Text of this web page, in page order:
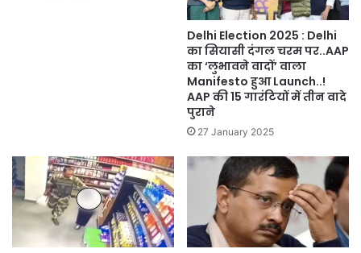
Delhi Election 2025 : Delhi
का सियासी दंगल चरम पर..AAP
का ‘लुभावने वादों’ वाला
Manifesto हुआ Launch..!
AAP की 15 गारंटियों में तीन वादे
पुराने
27 January 2025